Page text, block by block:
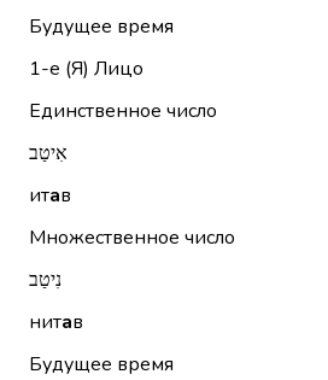
Будущее время
1-е (Я) Лицо
Единственное число
אִיטַב
итав
Множественное число
נִיטַב
нитав
Будущее время